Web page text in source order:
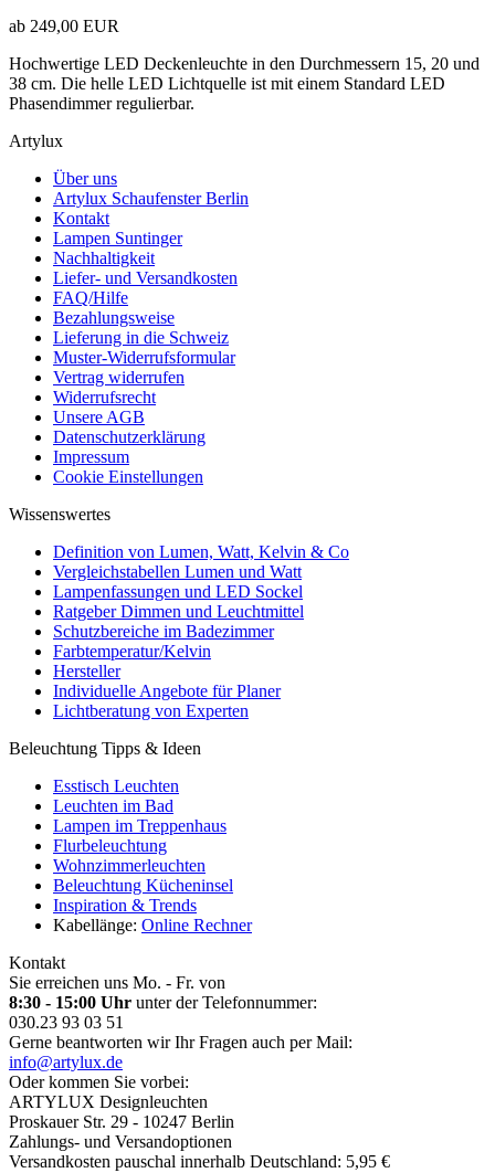
ab 249,00 EUR
Hochwertige LED Deckenleuchte in den Durchmessern 15, 20 und
38 cm. Die helle LED Lichtquelle ist mit einem Standard LED
Phasendimmer regulierbar.
Artylux
Über uns
Artylux Schaufenster Berlin
Kontakt
Lampen Suntinger
Nachhaltigkeit
Liefer- und Versandkosten
FAQ/Hilfe
Bezahlungsweise
Lieferung in die Schweiz
Muster-Widerrufsformular
Vertrag widerrufen
Widerrufsrecht
Unsere AGB
Datenschutzerklärung
Impressum
Cookie Einstellungen
Wissenswertes
Definition von Lumen, Watt, Kelvin & Co
Vergleichstabellen Lumen und Watt
Lampenfassungen und LED Sockel
Ratgeber Dimmen und Leuchtmittel
Schutzbereiche im Badezimmer
Farbtemperatur/Kelvin
Hersteller
Individuelle Angebote für Planer
Lichtberatung von Experten
Beleuchtung Tipps & Ideen
Esstisch Leuchten
Leuchten im Bad
Lampen im Treppenhaus
Flurbeleuchtung
Wohnzimmerleuchten
Beleuchtung Kücheninsel
Inspiration & Trends
Kabellänge: Online Rechner
Kontakt
Sie erreichen uns Mo. - Fr. von
8:30 - 15:00 Uhr unter der Telefonnummer:
030.23 93 03 51
Gerne beantworten wir Ihr Fragen auch per Mail:
info@artylux.de
Oder kommen Sie vorbei:
ARTYLUX Designleuchten
Proskauer Str. 29 - 10247 Berlin
Zahlungs- und Versandoptionen
Versandkosten pauschal innerhalb Deutschland: 5,95 €